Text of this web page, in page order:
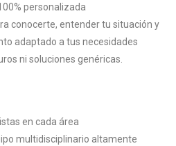
personalizada
conocerte, entender tu situación y
adaptado a tus necesidades
ni soluciones genéricas.
en cada área
multidisciplinario altamente